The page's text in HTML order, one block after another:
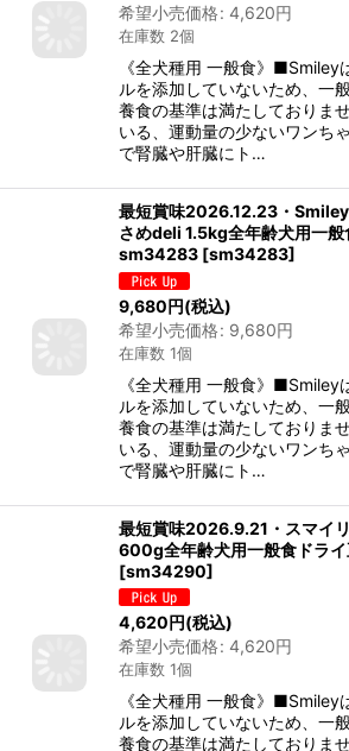
希望小売価格: 4,620円
在庫数 2個
《全犬種用 一般食》■Smiley
ルを添加していないため、一
養食の基準は満たしておりま
いる、運動量の少ないワンち
で腎臓や肝臓にト…
最短賞味2026.12.23・
さめdeli 1.5kg全年齢犬用一般
sm34283 [sm34283]
9,680円(税込)
希望小売価格: 9,680円
在庫数 1個
《全犬種用 一般食》■Smiley
ルを添加していないため、一
養食の基準は満たしておりま
いる、運動量の少ないワンち
で腎臓や肝臓にト…
最短賞味2026.9.21・スマイ
600g全年齢犬用一般食ドラ
[sm34290]
4,620円(税込)
希望小売価格: 4,620円
在庫数 1個
《全犬種用 一般食》■Smiley
ルを添加していないため、一
養食の基準は満たしておりま